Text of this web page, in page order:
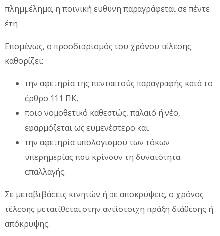
πλημμέλημα, η ποινική ευθύνη παραγράφεται σε πέντε
έτη.
Επομένως, ο προσδιορισμός του χρόνου τέλεσης
καθορίζει:
την αφετηρία της πενταετούς παραγραφής κατά το
άρθρο 111 ΠΚ,
ποιο νομοθετικό καθεστώς, παλαιό ή νέο,
εφαρμόζεται ως ευμενέστερο και
την αφετηρία υπολογισμού των τόκων
υπερημερίας που κρίνουν τη δυνατότητα
απαλλαγής.
Σε μεταβιβάσεις κινητών ή σε αποκρύψεις, ο χρόνος
τέλεσης μετατίθεται στην αντίστοιχη πράξη διάθεσης ή
απόκρυψης.